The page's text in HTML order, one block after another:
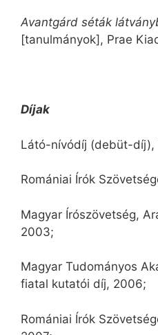
Avantgárd séták
[tanulmányok], Prae
Díjak
Látó-nívódíj (debüt-díj),
Romániai Írók
Magyar Írószövetség,
2003;
Magyar Tudományos
fiatal kutatói díj, 2006;
Romániai Írók